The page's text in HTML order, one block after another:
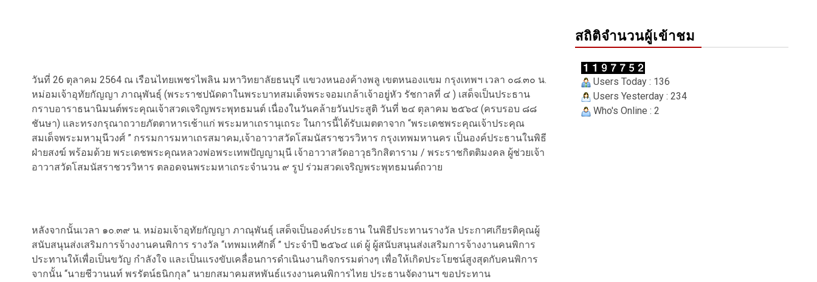
วันที่ 26 ตุลาคม 2564 ณ เรือนไทยเพชรไพลิน มหาวิทยาลัยธนบุรี แขวงหนองค้างพลู เขตหนองแขม กรุงเทพฯ เวลา ๐๘.๓๐ น.
หม่อมเจ้าอุทัยกัญญา ภาณุพันธุ์ (พระราชปนัดดาในพระบาทสมเด็จพระจอมเกล้าเจ้าอยู่หัว รัชกาลที่ ๔ ) เสด็จเป็นประธาน
กราบอาราธนานิมนต์พระคุณเจ้าสวดเจริญพระพุทธมนต์ เนื่องในวันคล้ายวันประสูติ วันที่ ๒๔ ตุลาคม ๒๕๖๔ (ครบรอบ ๘๘
ชันษา) และทรงกรุณาถวายภัตตาหารเช้าแก่ พระมหาเถรานุเถระ ในการนี้ได้รับเมตตาจาก “พระเดชพระคุณเจ้าประคุณ
สมเด็จพระมหามุนีวงศ์ ” กรรมการมหาเถรสมาคม,เจ้าอาวาสวัดโสมนัสราชวรวิหาร กรุงเทพมหานคร เป็นองค์ประธานในพิธี
ฝ่ายสงฆ์ พร้อมด้วย พระเดชพระคุณหลวงพ่อพระเทพปัญญามุนี เจ้าอาวาสวัดอาวุธวิกสิตาราม / พระราชกิตติมงคล ผู้ช่วยเจ้า
อาวาสวัดโสมนัสราชวรวิหาร ตลอดจนพระมหาเถระจำนวน ๙ รูป ร่วมสวดเจริญพระพุทธมนต์ถวาย
หลังจากนั้นเวลา ๑๐.๓๙ น. หม่อมเจ้าอุทัยกัญญา ภาณุพันธุ์ เสด็จเป็นองค์ประธาน ในพิธีประทานรางวัล ประกาศเกียรติคุณผู้
สนับสนุนส่งเสริมการจ้างงานคนพิการ รางวัล “เทพมเหศักดิ์ ” ประจำปี ๒๕๖๔ แด่ ผู้ ผู้สนับสนุนส่งเสริมการจ้างงานคนพิการ
ประทานให้เพื่อเป็นขวัญ กำลังใจ และเป็นแรงขับเคลื่อนการดำเนินงานกิจกรรมต่างๆ เพื่อให้เกิดประโยชน์สูงสุดกับคนพิการ
จากนั้น “นายชีวานนท์ พรรัตน์ธนิกกุล” นายกสมาคมสหพันธ์แรงงานคนพิการไทย ประธานจัดงานฯ ขอประทาน
สถิติจำนวนผู้เข้าชม
Users Today : 136
Users Yesterday : 234
Who's Online : 2